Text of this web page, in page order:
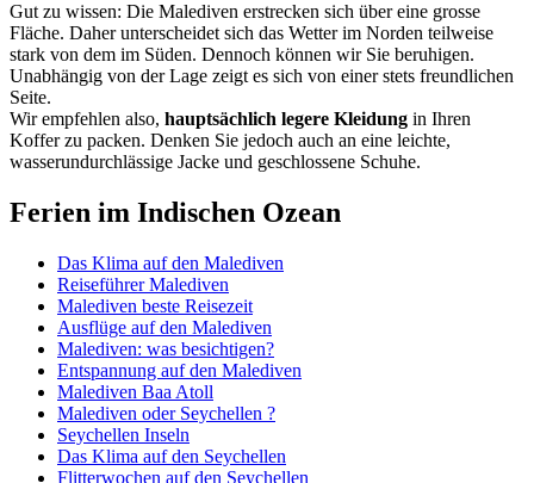
Gut zu wissen: Die Malediven erstrecken sich über eine grosse
Fläche. Daher unterscheidet sich das Wetter im Norden teilweise
stark von dem im Süden. Dennoch können wir Sie beruhigen.
Unabhängig von der Lage zeigt es sich von einer stets freundlichen
Seite.
Wir empfehlen also, hauptsächlich legere Kleidung in Ihren
Koffer zu packen. Denken Sie jedoch auch an eine leichte,
wasserundurchlässige Jacke und geschlossene Schuhe.
Ferien im Indischen Ozean
Das Klima auf den Malediven
Reiseführer Malediven
Malediven beste Reisezeit
Ausflüge auf den Malediven
Malediven: was besichtigen?
Entspannung auf den Malediven
Malediven Baa Atoll
Malediven oder Seychellen ?
Seychellen Inseln
Das Klima auf den Seychellen
Flitterwochen auf den Seychellen